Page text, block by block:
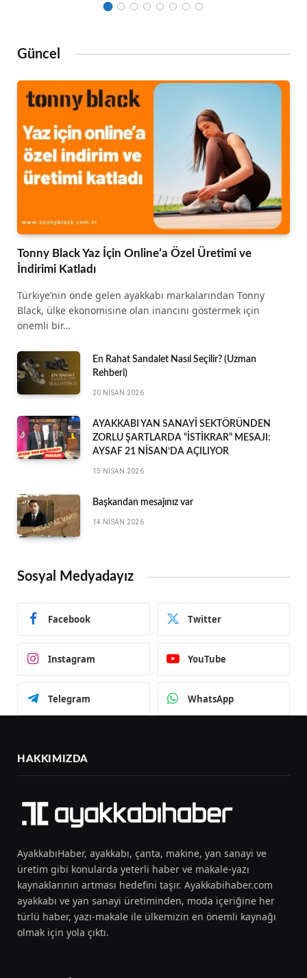
Güncel
Tonny Black Yaz İçin Online’a Özel Üretimi ve
İndirimi Katladı
Türkiye’nin önde gelen ayakkabı markalarından Tonny
Black, ülke ekonomisine olan inancını göstermek için
önemli bir…
En Rahat Sandalet Nasıl Seçilir? (Uzman
Rehberi)
20 NISAN 2026
AYAKKABI YAN SANAYİ SEKTÖRÜNDEN
ZORLU ŞARTLARDA “İSTİKRAR” MESAJI:
AYSAF 21 NİSAN’DA AÇILIYOR
15 NISAN 2026
Başkandan mesajınız var
14 NISAN 2026
Sosyal Medyadayız
Facebook Twitter
Instagram YouTube
Telegram WhatsApp
HAKKIMIZDA
AyakkabıHaber, ayakkabı, çanta, makine, yan sanayi ve
üretim gibi konularda yeterli haber ve makale-yazı
kaynaklarının artması hedefini taşır. Ayakkabihaber.com
ayakkabı ve yan sanayi üretiminden, moda içeriğine her
türlü haber, yazı-makale ile ülkemizin en önemli kaynağı
olmak için yola çıktı.